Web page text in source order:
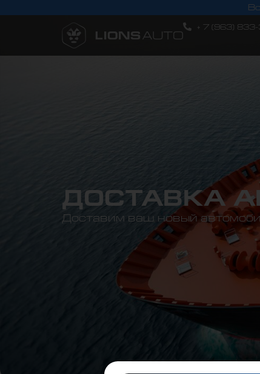
+ 7 (963)
ДОСТАВКА
Доставим ваш новый